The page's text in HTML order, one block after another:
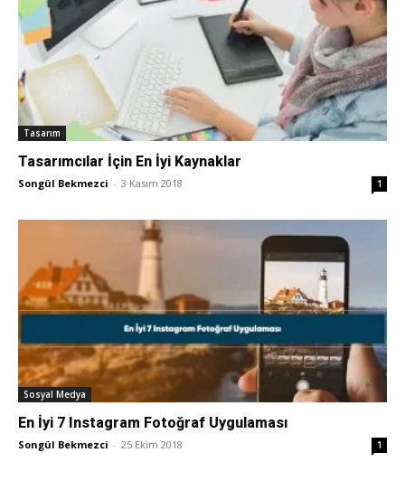
Tasarım
Tasarımcılar İçin En İyi Kaynaklar
Songül Bekmezci - 3 Kasım 2018 1
Sosyal Medya
En İyi 7 Instagram Fotoğraf Uygulaması
Songül Bekmezci - 25 Ekim 2018 1